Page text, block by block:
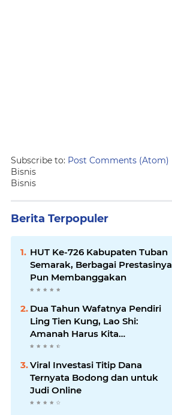
Subscribe to: Post Comments (Atom)
Bisnis
Bisnis
Berita Terpopuler
HUT Ke-726 Kabupaten Tuban
Semarak, Berbagai Prestasinya
Pun Membanggakan
Dua Tahun Wafatnya Pendiri
Ling Tien Kung, Lao Shi:
Amanah Harus Kita
Laksanakan!
Viral Investasi Titip Dana
Ternyata Bodong dan untuk
Judi Online